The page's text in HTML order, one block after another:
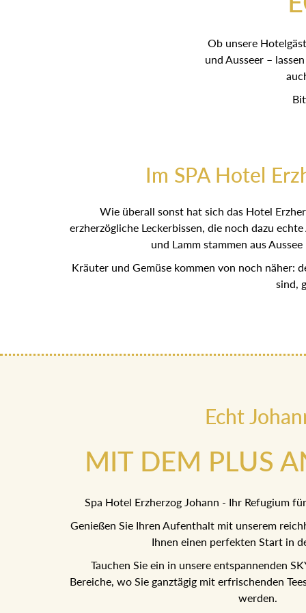
Ob unsere
und Ausseer –
Im SPA Hotel
Wie überall sonst hat sich das Hotel
erzherzögliche Leckerbissen, die noch dazu
und Lamm stammen aus
Kräuter und Gemüse kommen von noch näher:
sind,
Echt
MIT DEM PLUS
Spa Hotel Erzherzog Johann - Ihr Refugium
Genießen Sie Ihren Aufenthalt mit unserem
Ihnen einen perfekten Start in
Tauchen Sie ein in unsere entspannenden
Bereiche, wo Sie ganztägig mit erfrischenden
werden.